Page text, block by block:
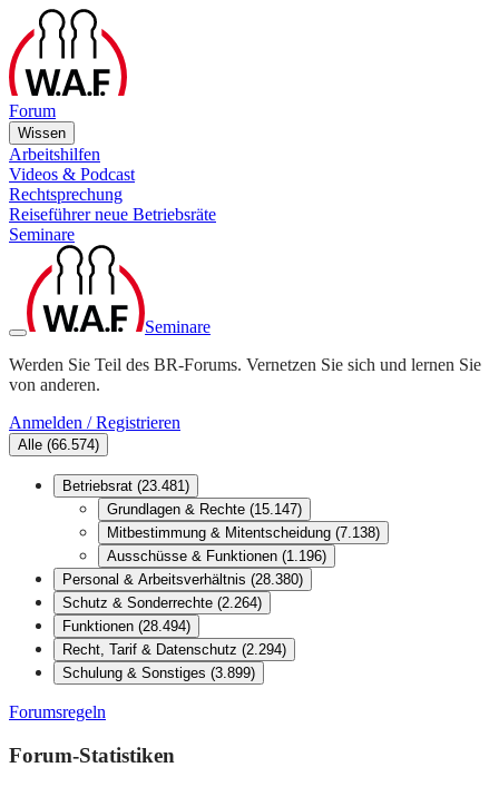
Forum
Wissen
Arbeitshilfen
Videos & Podcast
Rechtsprechung
Reiseführer neue Betriebsräte
Seminare
Seminare
Werden Sie Teil des BR-Forums. Vernetzen Sie sich und lernen Sie
von anderen.
Anmelden / Registrieren
Alle (66.574)
Betriebsrat (23.481)
Grundlagen & Rechte (15.147)
Mitbestimmung & Mitentscheidung (7.138)
Ausschüsse & Funktionen (1.196)
Personal & Arbeitsverhältnis (28.380)
Schutz & Sonderrechte (2.264)
Funktionen (28.494)
Recht, Tarif & Datenschutz (2.294)
Schulung & Sonstiges (3.899)
Forumsregeln
Forum-Statistiken